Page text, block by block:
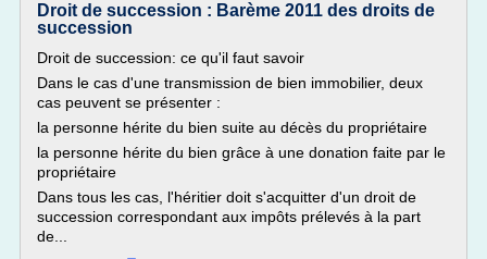
Droit de succession : Barème 2011 des droits de
succession
Droit de succession: ce qu'il faut savoir
Dans le cas d'une transmission de bien immobilier, deux
cas peuvent se présenter :
la personne hérite du bien suite au décès du propriétaire
la personne hérite du bien grâce à une donation faite par le
propriétaire
Dans tous les cas, l'héritier doit s'acquitter d'un droit de
succession correspondant aux impôts prélevés à la part
de...